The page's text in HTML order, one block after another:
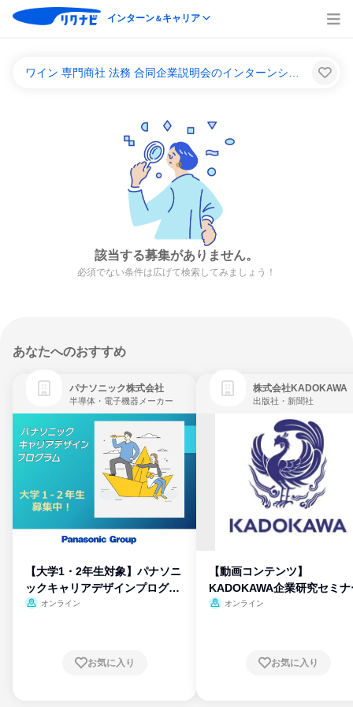
インターン＆キャリア
該当する募集がありません。
必須でない条件は広げて検索してみましょう！
あなたへのおすすめ
パナソニック株式会社
半導体・電子機器メーカー
【大学1・2年生対象】パナソニ
ックキャリアデザインプログラ
ム
オンライン
お気に入り
株式会社KADOKAWA
出版社・新聞社
【動画コンテンツ】
KADOKAWA企業研究セミナ
オンライン
お気に入り